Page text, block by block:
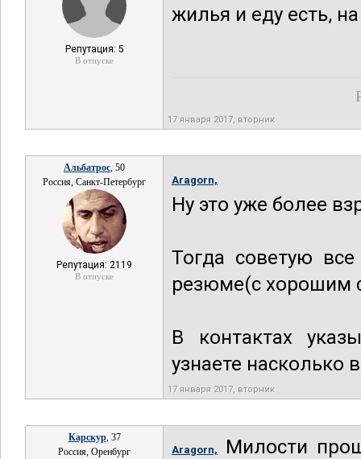
Репутация: 5
В отпуске
жилья и еду есть,
17 января 2017, вторник
Альбатрос, 50
Россия, Санкт-Петербург
Репутация: 2119
В отпуске
Aragorn,
Ну это уже более
Тогда советую
резюме(с хорошим
В контактах
узнаете
17 января 2017, вторник
Карскур, 37
Россия, Оренбург
Aragorn,
Милости